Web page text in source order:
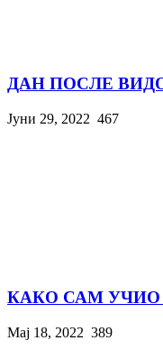
ДАН ПОСЛЕ
Јуни 29, 2022 467
КАКО САМ УЧИО
Мај 18, 2022 389